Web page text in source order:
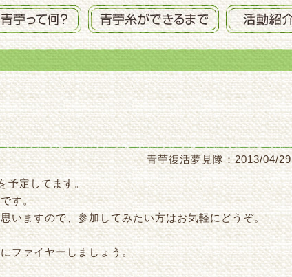
青苧復活夢見隊：2013/04/29
予定してます。
す。
いますので、参加してみたい方はお気軽にどうぞ。
ファイヤーしましょう。